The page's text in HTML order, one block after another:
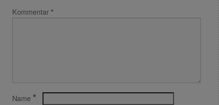
Kommentar *
Name *